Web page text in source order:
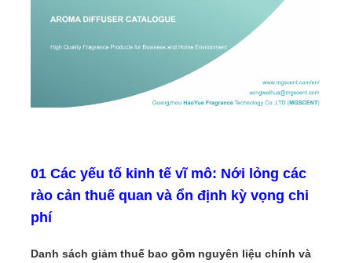
01 Các yếu tố kinh tế vĩ mô: Nới lỏng các
rào cản thuế quan và ổn định kỳ vọng chi
phí
Danh sách giảm thuế bao gồm nguyên liệu chính và